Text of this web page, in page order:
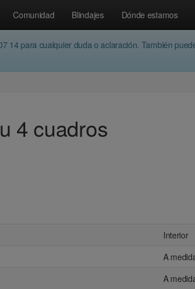
Comunidad Blindajes Dónde estamos
14 para cualquier duda o aclaración. También
4 cuadros
Interior
A
A